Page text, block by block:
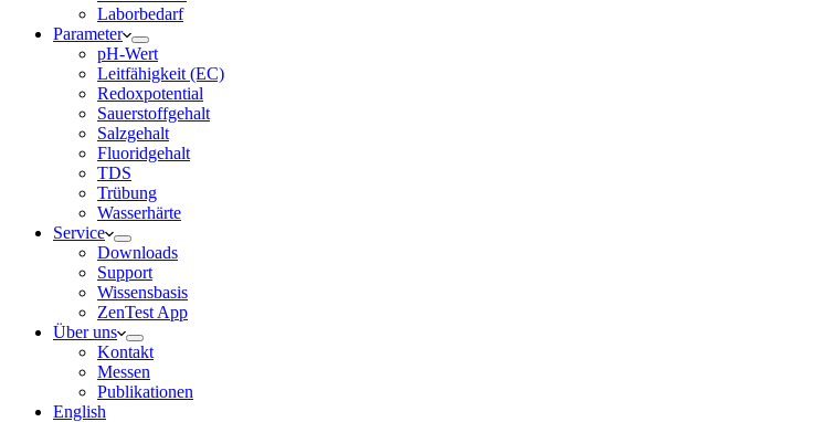
Laborbedarf
Parameter
pH-Wert
Leitfähigkeit (EC)
Redoxpotential
Sauerstoffgehalt
Salzgehalt
Fluoridgehalt
TDS
Trübung
Wasserhärte
Service
Downloads
Support
Wissensbasis
ZenTest App
Über uns
Kontakt
Messen
Publikationen
English